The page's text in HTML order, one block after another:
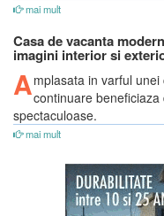
mai mult
Casa de vacanta
imagini interior si
Amplasata in varful
continuare
spectaculoase.
mai mult